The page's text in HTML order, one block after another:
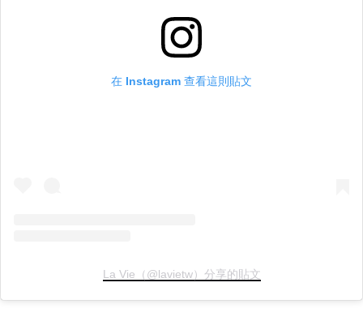
在 Instagram 查看這則貼文
La Vie（@lavietw）分享的貼文